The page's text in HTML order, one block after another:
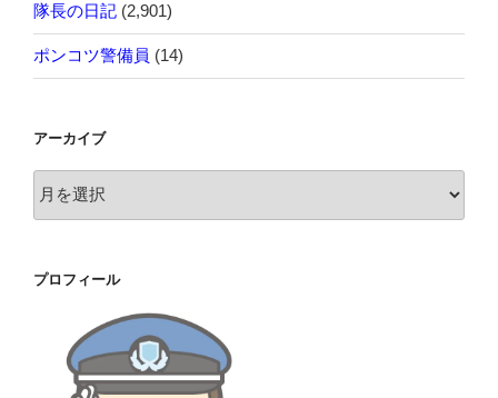
隊長の日記 (2,901)
ポンコツ警備員 (14)
アーカイブ
ー
ブ
プロフィール